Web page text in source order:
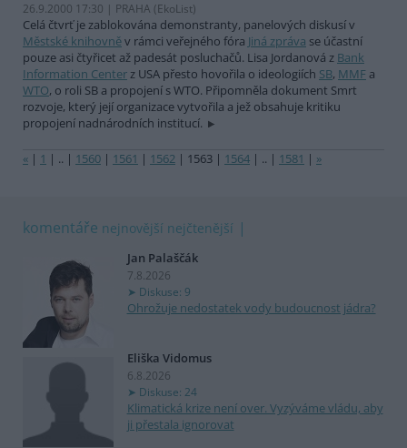
26.9.2000 17:30 | PRAHA (EkoList)
Celá čtvrť je zablokována demonstranty, panelových diskusí v
Městské knihovněv rámci veřejného fóra Jiná zpráva se účastní
pouze asi čtyřicet až padesát posluchačů. Lisa Jordanová z Bank
Information Centerz USA přesto hovořila o ideologiích SB, MMF a
WTO, o roli SB a propojení s WTO. Připomněla dokument Smrt
rozvoje, který její organizace vytvořila a jež obsahuje kritiku
propojení nadnárodních institucí.
« | 1 | .. | 1560 | 1561 | 1562 | 1563 | 1564 | .. | 1581 | »
komentáře nejnovější nejčtenější
Jan Palaščák
7.8.2026
Diskuse: 9
Ohrožuje nedostatek vody budoucnost jádra?
Eliška Vidomus
6.8.2026
Diskuse: 24
Klimatická krize není over. Vyzýváme vládu, aby
ji přestala ignorovat